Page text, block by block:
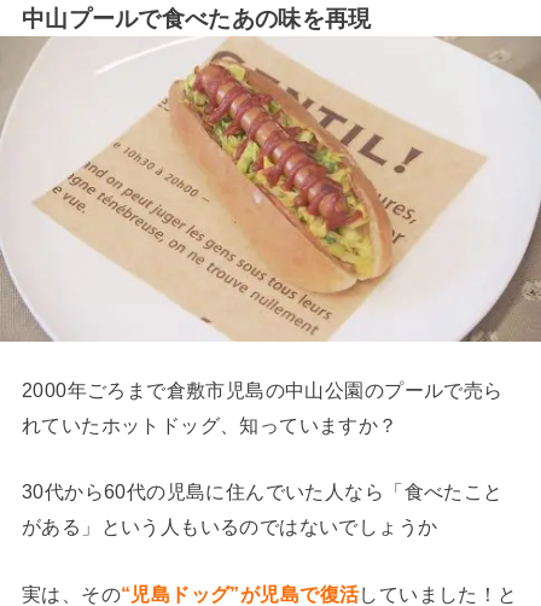
中山プールで食べたあの味を再現
2000年ごろまで倉敷市児島の中山公園のプールで売ら
れていたホットドッグ、知っていますか？
30代から60代の児島に住んでいた人なら「食べたこと
がある」という人もいるのではないでしょうか
実は、その“児島ドッグ”が児島で復活していました！と